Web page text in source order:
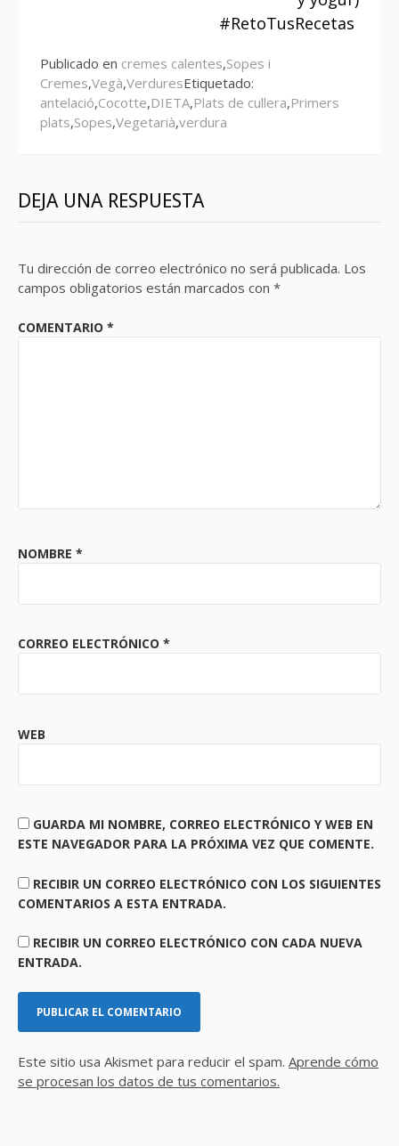
#RetoTusRecetas
Publicado en cremes calentes,Sopes i
Cremes,Vegà,VerduresEtiquetado:
antelació,Cocotte,DIETA,Plats de cullera,Primers
plats,Sopes,Vegetarià,verdura
DEJA UNA RESPUESTA
Tu dirección de correo electrónico no será publicada. Los
campos obligatorios están marcados con *
COMENTARIO *
NOMBRE *
CORREO ELECTRÓNICO *
WEB
GUARDA MI NOMBRE, CORREO ELECTRÓNICO Y WEB EN
ESTE NAVEGADOR PARA LA PRÓXIMA VEZ QUE COMENTE.
RECIBIR UN CORREO ELECTRÓNICO CON LOS SIGUIENTES
COMENTARIOS A ESTA ENTRADA.
RECIBIR UN CORREO ELECTRÓNICO CON CADA NUEVA
ENTRADA.
Este sitio usa Akismet para reducir el spam. Aprende cómo
se procesan los datos de tus comentarios.